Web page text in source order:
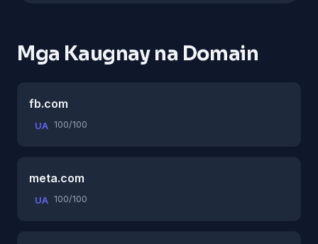
Mga Kaugnay na Domain
fb.com
UA 100/100
meta.com
UA 100/100